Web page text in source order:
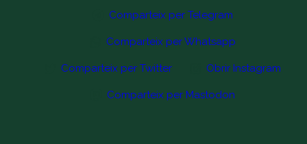
Comparteix per Telegram
Comparteix per Whatsapp
Comparteix per Twitter Obrir Instagram
Comparteix per Mastodon